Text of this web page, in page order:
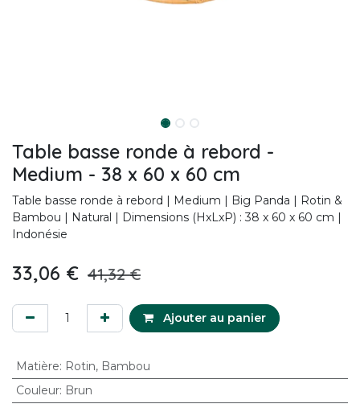
Table basse ronde à rebord -
Medium - 38 x 60 x 60 cm
Table basse ronde à rebord | Medium | Big Panda | Rotin &
Bambou | Natural | Dimensions (HxLxP) : 38 x 60 x 60 cm |
Indonésie
33,06 € 41,32€
Ajouter au panier
Matière: Rotin, Bambou
Couleur: Brun